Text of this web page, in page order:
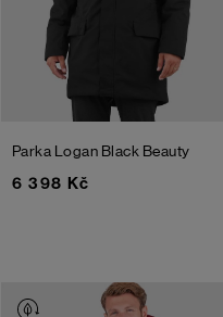
Parka Logan Black Beauty
6 398 Kč